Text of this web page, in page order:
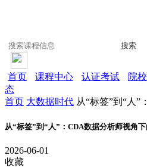
搜索
首页 课程中心 认证考试 院
态
首页 大数据时代 从“标签”到“人”
从“标签”到“人”：CDA数据分析师视角
2026-06-01
收藏